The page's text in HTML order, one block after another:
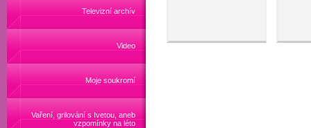
Televizní archív
Video
Moje soukromí
Vaření, grilování s Ivetou, aneb
vzpomínky na léto